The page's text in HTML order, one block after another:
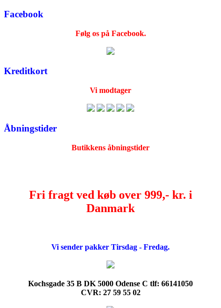
Facebook
Følg os på Facebook.
Kreditkort
Vi modtager
Åbningstider
Butikkens åbningstider
Fri fragt ved køb over 999,- kr. i
Danmark
Vi sender pakker Tirsdag - Fredag.
Kochsgade 35 B DK 5000 Odense C tlf: 66141050
CVR: 27 59 55 02